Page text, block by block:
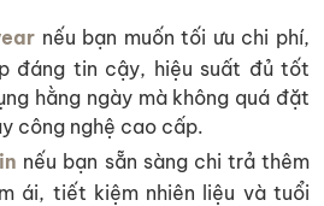
nếu bạn muốn tối ưu chi phí,
đáng tin cậy, hiệu suất đủ tốt
hằng ngày mà không quá đặt
công nghệ cao cấp.
nếu bạn sẵn sàng chi trả thêm
ái, tiết kiệm nhiên liệu và tuổi